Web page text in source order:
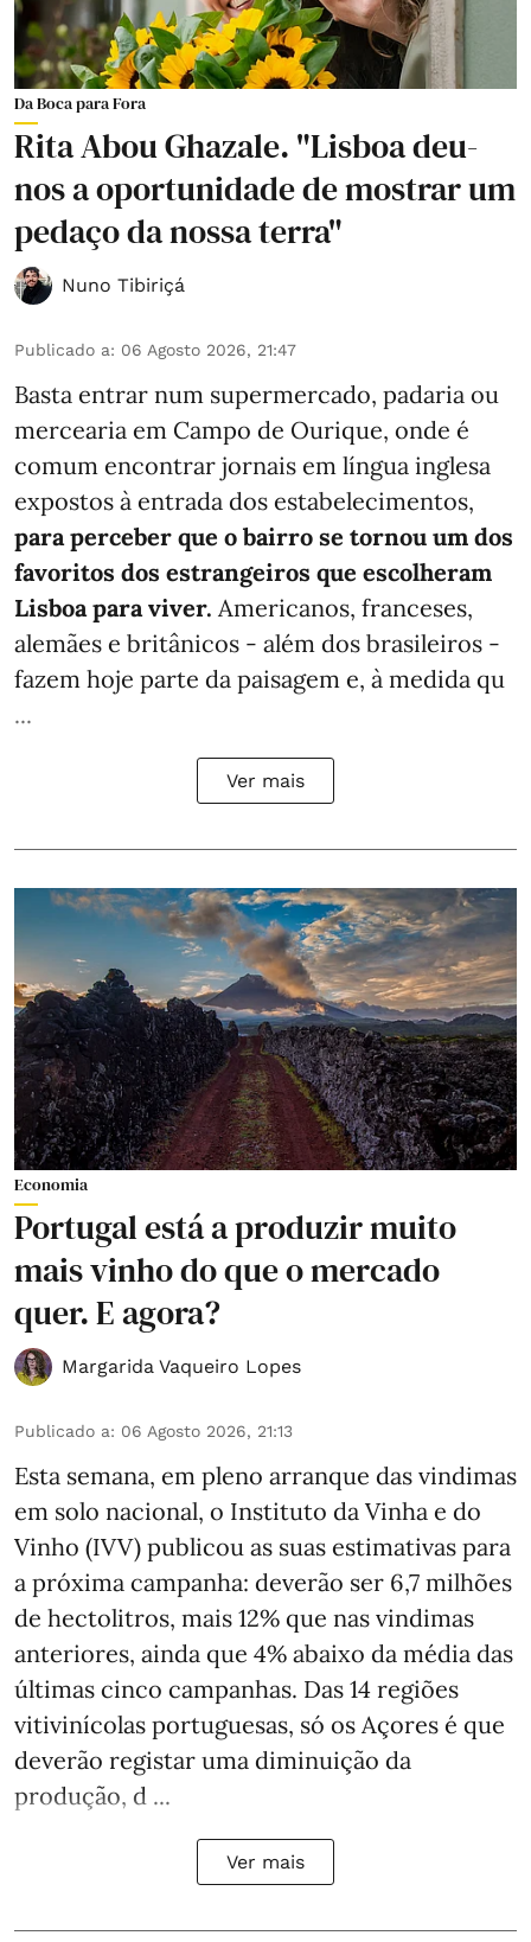
Da Boca para Fora
Rita Abou Ghazale. "Lisboa deu-
nos a oportunidade de mostrar um
pedaço da nossa terra"
Nuno Tibiriçá
Publicado a: 06 Agosto 2026, 21:47
Basta entrar num supermercado, padaria ou
mercearia em Campo de Ourique, onde é
comum encontrar jornais em língua inglesa
expostos à entrada dos estabelecimentos,
para perceber que o bairro se tornou um dos
favoritos dos estrangeiros que escolheram
Lisboa para viver. Americanos, franceses,
alemães e britânicos - além dos brasileiros -
fazem hoje parte da paisagem e, à medida qu
...
Ver mais
Economia
Portugal está a produzir muito
mais vinho do que o mercado
quer. E agora?
Margarida Vaqueiro Lopes
Publicado a: 06 Agosto 2026, 21:13
Esta semana, em pleno arranque das vindimas
em solo nacional, o Instituto da Vinha e do
Vinho (IVV) publicou as suas estimativas para
a próxima campanha: deverão ser 6,7 milhões
de hectolitros, mais 12% que nas vindimas
anteriores, ainda que 4% abaixo da média das
últimas cinco campanhas. Das 14 regiões
vitivinícolas portuguesas, só os Açores é que
deverão registar uma diminuição da
produção, d ...
Ver mais